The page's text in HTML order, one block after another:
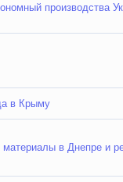
производства
в Крыму
в Днепре и